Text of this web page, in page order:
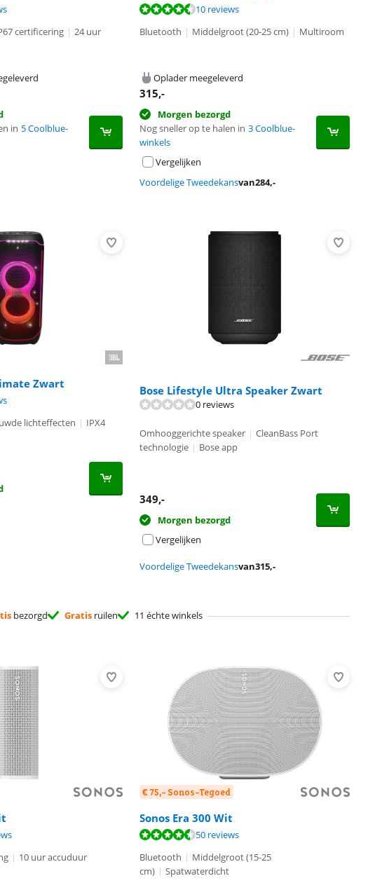
certificering | 24 uur
in 5 Coolblue-
10 reviews
Bluetooth | Middelgroot (20-25 cm) | Multiroom
Oplader meegeleverd
315,-
Morgen bezorgd
Nog sneller op te halen in 3 Coolblue-
winkels
Vergelijken
Voordelige Tweedekansvan284,-
Zwart
lichteffecten | IPX4
Bose Lifestyle Ultra Speaker Zwart
0 reviews
Omhooggerichte speaker | CleanBass Port
technologie | Bose app
349,-
Morgen bezorgd
Vergelijken
Voordelige Tweedekansvan315,-
bezorgd Gratis ruilen 11 échte winkels
| 10 uur accuduur
€ 75,- Sonos-Tegoed
Sonos Era 300 Wit
50 reviews
Bluetooth | Middelgroot (15-25
cm) | Spatwaterdicht